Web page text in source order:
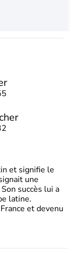
et signifie le
une
succès lui a
latine.
et devenu